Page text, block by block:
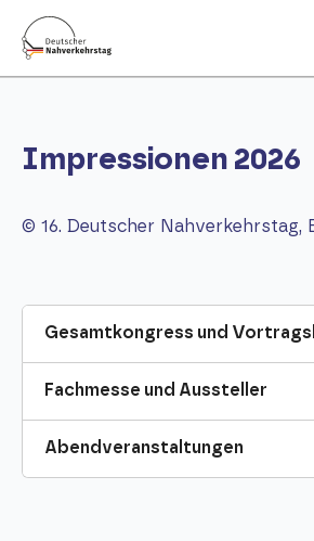
Impressionen 2026
© 16. Deutscher Nahverkehrstag,
Gesamtkongress und
Fachmesse und Aussteller
Abendveranstaltungen